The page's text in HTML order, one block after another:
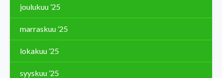
joulukuu ’25
marraskuu ’25
lokakuu ’25
syyskuu ’25